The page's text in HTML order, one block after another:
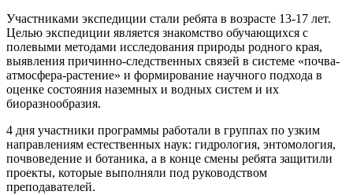
Участниками экспедиции стали ребята в возрасте 13-17 лет.
Целью экспедиции является знакомство обучающихся с
полевыми методами исследования природы родного края,
выявления причинно-следственных связей в системе «почва-
атмосфера-растение» и формирование научного подхода в
оценке состояния наземных и водных систем и их
биоразнообразия.
4 дня участники программы работали в группах по узким
направлениям естественных наук: гидрология, энтомология,
почвоведение и ботаника, а в конце смены ребята защитили
проекты, которые выполняли под руководством
преподавателей.